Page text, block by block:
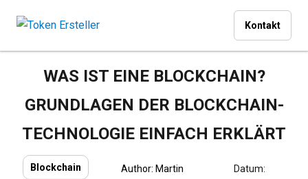
Kontakt
WAS IST EINE BLOCKCHAIN?
GRUNDLAGEN DER BLOCKCHAIN-
TECHNOLOGIE EINFACH ERKLÄRT
Blockchain Author: Martin
Datum: